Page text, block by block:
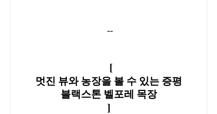
--
[
멋진 뷰와 농장을 볼 수 있는 증평
블랙스톤 벨포레 목장
]